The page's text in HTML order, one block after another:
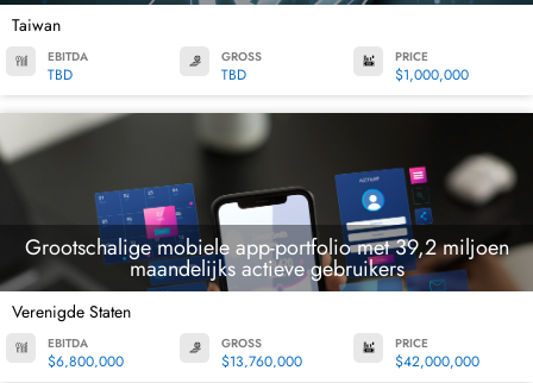
Taiwan
EBITDA
TBD
GROSS
TBD
PRICE
$1,000,000
Grootschalige mobiele app-portfolio met 39,2 miljoen
maandelijks actieve gebruikers
Verenigde Staten
EBITDA
$6,800,000
GROSS
$13,760,000
PRICE
$42,000,000